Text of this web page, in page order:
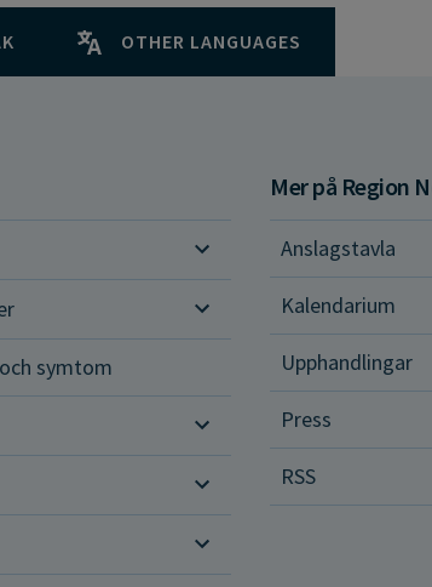
OTHER LANGUAGES
Vård och hälsa
symtom
Regler och rättigheter
Mer på Region
Anslagstavla
Kalendarium
Upphandlingar
Press
RSS